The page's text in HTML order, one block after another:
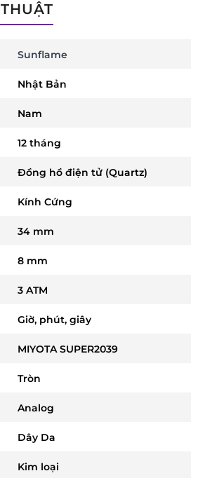
Sunflame
Nhật Bản
Nam
12 tháng
Đồng hồ điện tử (Quartz)
Kính Cứng
34 mm
8 mm
3 ATM
Giờ, phút, giây
MIYOTA SUPER2039
Tròn
Analog
Dây Da
Kim loại